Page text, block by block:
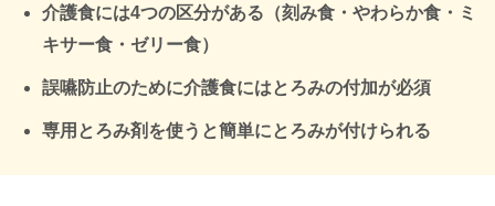
介護食には4つの区分がある（刻み食・やわらか食・ミ
キサー食・ゼリー食）
誤嚥防止のために介護食にはとろみの付加が必須
専用とろみ剤を使うと簡単にとろみが付けられる